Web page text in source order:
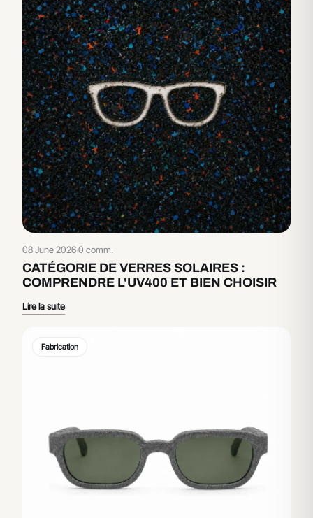
08 June 2026·0 comm.
CATÉGORIE DE VERRES SOLAIRES :
COMPRENDRE L'UV400 ET BIEN CHOISIR
Lire la suite
Fabrication